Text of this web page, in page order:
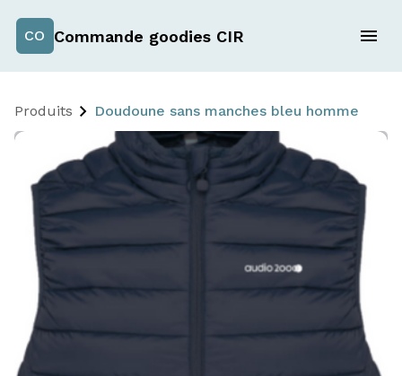
CO Commande goodies CIR
Produits Doudoune sans manches bleu homme